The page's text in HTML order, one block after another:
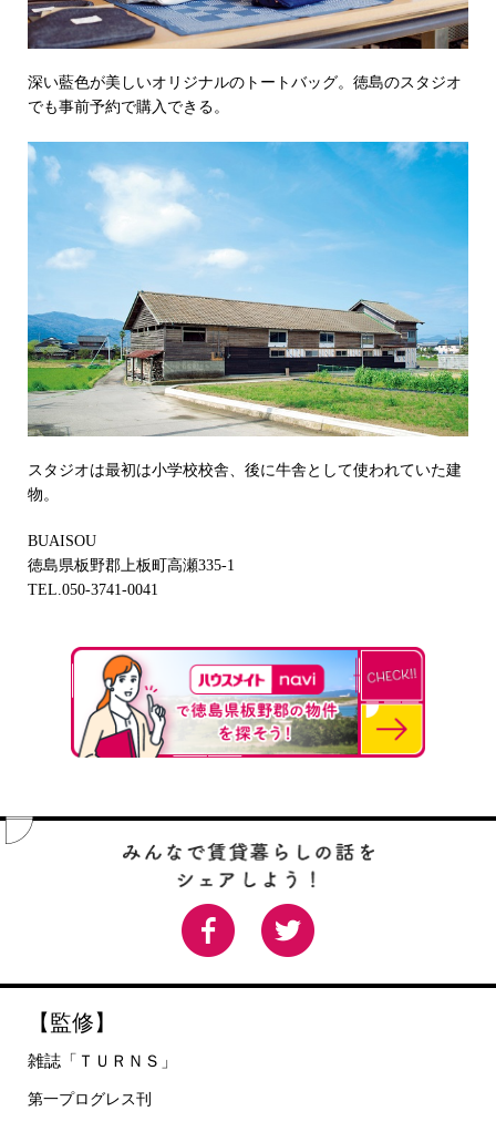
深い藍色が美しいオリジナルのトートバッグ。徳島のスタジオ
でも事前予約で購入できる。
スタジオは最初は小学校校舎、後に牛舎として使われていた建
物。
BUAISOU
徳島県板野郡上板町高瀬335-1
TEL.050-3741-0041
【監修】
雑誌「ＴＵＲＮＳ」
第一プログレス刊